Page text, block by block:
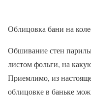
Облицовка бани на
Обшивание стен
листом фольги, на
Приемлимо, из
облицовке в баньке